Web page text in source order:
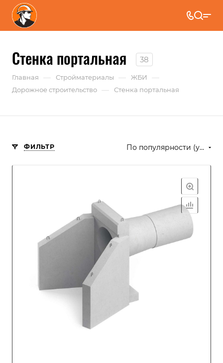
Стенка портальная 38
Главная — Стройматериалы — ЖБИ —
Дорожное строительство — Стенка портальная
ФИЛЬТР По популярности (убывание)